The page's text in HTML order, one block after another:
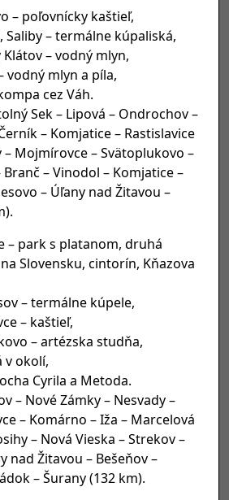
– poľovnícky kaštieľ,
Saliby – termálne kúpaliská,
– vodný mlyn,
vodný mlyn a píla,
cez Váh.
Sek – Lipová – Ondrochov –
– Komjatice – Rastislavice
– Mojmírovce – Svätoplukovo –
– Vinodol – Komjatice –
– Úľany nad Žitavou –
– park s platanom, druhá
Slovensku, cintorín, Kňazova
– termálne kúpele,
– kaštieľ,
– artézska studňa,
v okolí,
Cyrila a Metoda.
– Nové Zámky – Nesvady –
– Komárno – Iža – Marcelová
– Nová Vieska – Strekov –
nad Žitavou – Bešeňov –
– Šurany (132 km).